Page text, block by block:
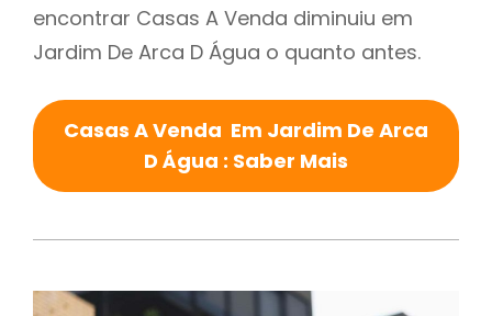
encontrar Casas A Venda diminuiu em
Jardim De Arca D Água o quanto antes.
Casas A Venda Em Jardim De Arca
D Água : Saber Mais